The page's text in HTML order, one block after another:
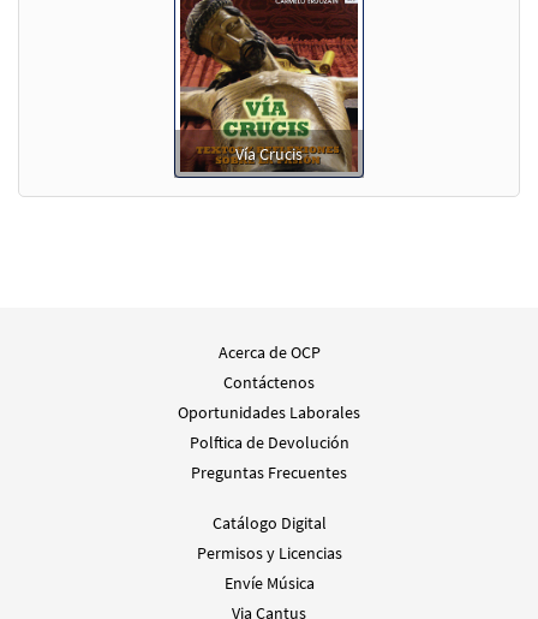
Vía Crucis
Acerca de OCP
Contáctenos
Oportunidades Laborales
Polftica de Devolución
Preguntas Frecuentes
Catálogo Digital
Permisos y Licencias
Envíe Música
Via Cantus